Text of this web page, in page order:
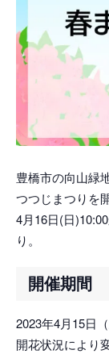
豊橋市の向山緑
つつじまつりを
4月16日(日
り。
開催期間
2023年4月15日
開花状況により